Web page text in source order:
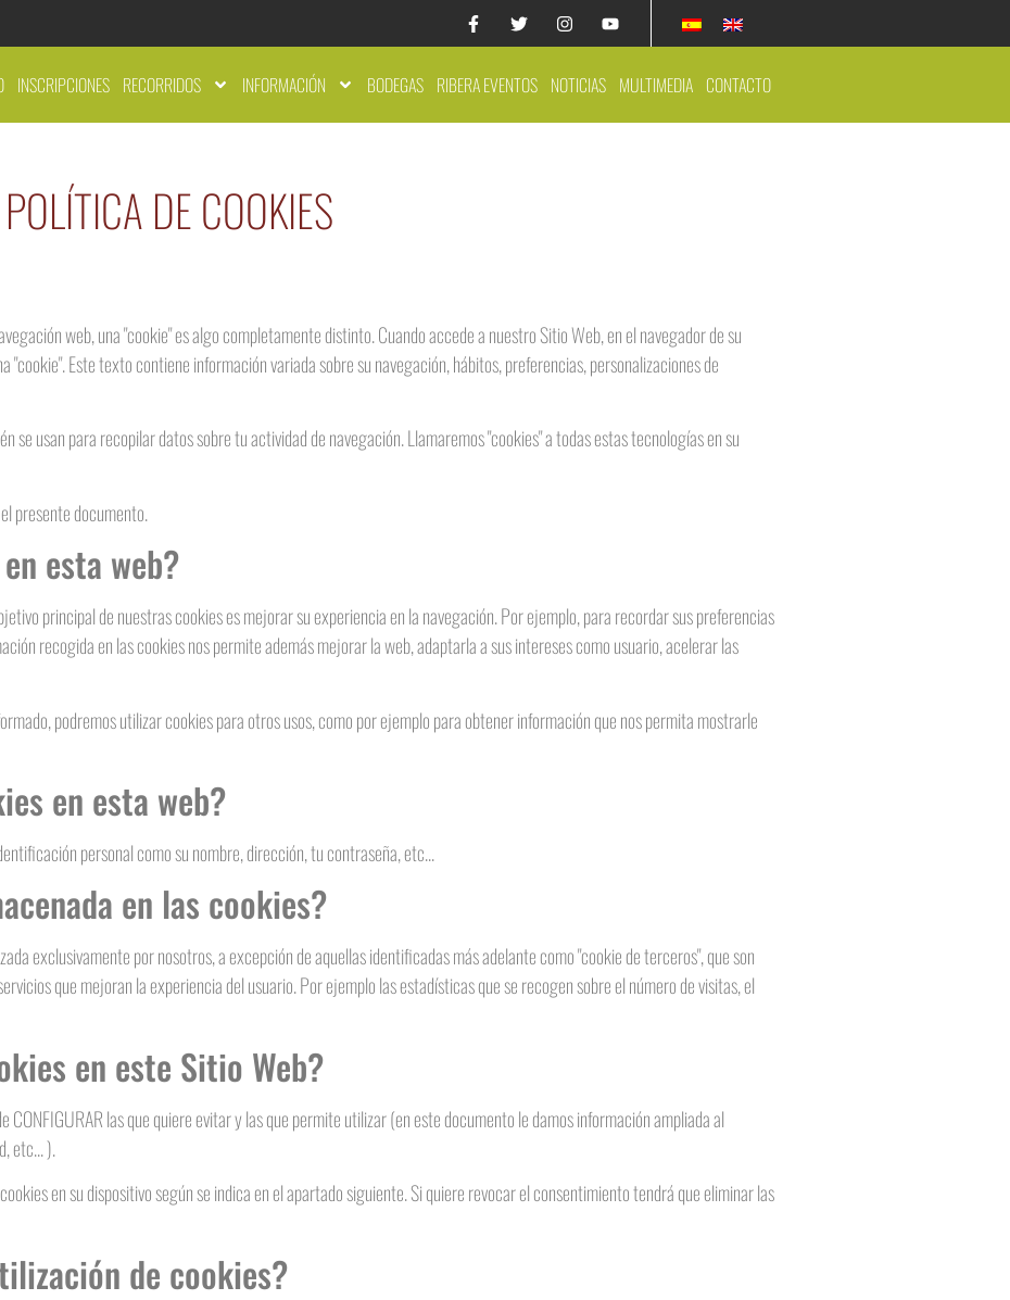
INSCRIPCIONES RECORRIDOS INFORMACIÓN BODEGAS RIBERA EVENTOS NOTICIAS MULTIMEDIA CONTACTO
POLÍTICA DE COOKIES
web, una "cookie" es algo completamente distinto. Cuando accede a nuestro Sitio Web, en el navegador de su
Este texto contiene información variada sobre su navegación, hábitos, preferencias, personalizaciones de
usan para recopilar datos sobre tu actividad de navegación. Llamaremos "cookies" a todas estas tecnologías en su
presente documento.
esta web?
principal de nuestras cookies es mejorar su experiencia en la navegación. Por ejemplo, para recordar sus preferencias
recogida en las cookies nos permite además mejorar la web, adaptarla a sus intereses como usuario, acelerar las
podremos utilizar cookies para otros usos, como por ejemplo para obtener información que nos permita mostrarle
en esta web?
personal como su nombre, dirección, tu contraseña, etc...
en las cookies?
exclusivamente por nosotros, a excepción de aquellas identificadas más adelante como "cookie de terceros", que son
que mejoran la experiencia del usuario. Por ejemplo las estadísticas que se recogen sobre el número de visitas, el
en este Sitio Web?
CONFIGURAR las que quiere evitar y las que permite utilizar (en este documento le damos información ampliada al
etc... ).
en su dispositivo según se indica en el apartado siguiente. Si quiere revocar el consentimiento tendrá que eliminar las
de cookies?